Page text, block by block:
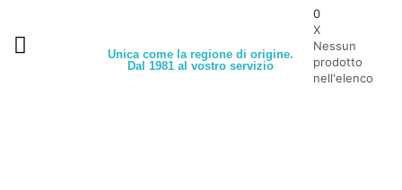
Unica come la regione di origine.
Dal 1981 al vostro servizio
0
X
Nessun
prodotto
nell'elenco